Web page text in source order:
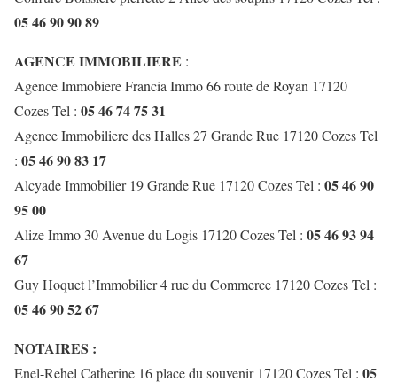
05 46 90 90 89
AGENCE IMMOBILIERE :
Agence Immobiere Francia Immo 66 route de Royan 17120
Cozes Tel : 05 46 74 75 31
Agence Immobiliere des Halles 27 Grande Rue 17120 Cozes Tel
: 05 46 90 83 17
Alcyade Immobilier 19 Grande Rue 17120 Cozes Tel : 05 46 90
95 00
Alize Immo 30 Avenue du Logis 17120 Cozes Tel : 05 46 93 94
67
Guy Hoquet l’Immobilier 4 rue du Commerce 17120 Cozes Tel :
05 46 90 52 67
NOTAIRES :
Enel-Rehel Catherine 16 place du souvenir 17120 Cozes Tel : 05